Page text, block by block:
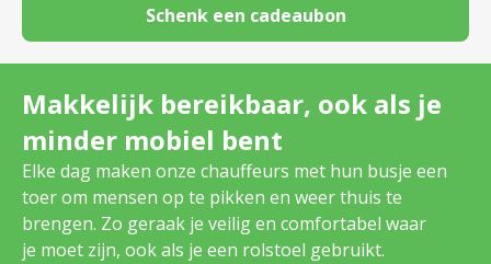
Schenk een cadeaubon
Makkelijk bereikbaar, ook als je
minder mobiel bent
Elke dag maken onze chauffeurs met hun busje een
toer om mensen op te pikken en weer thuis te
brengen. Zo geraak je veilig en comfortabel waar
je moet zijn, ook als je een rolstoel gebruikt.